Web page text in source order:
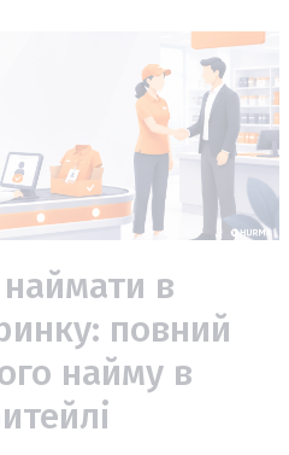
в
повний
найму в